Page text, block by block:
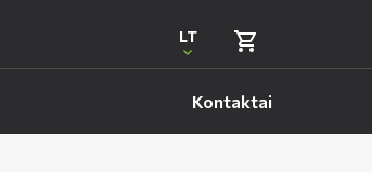
LT
Kontaktai